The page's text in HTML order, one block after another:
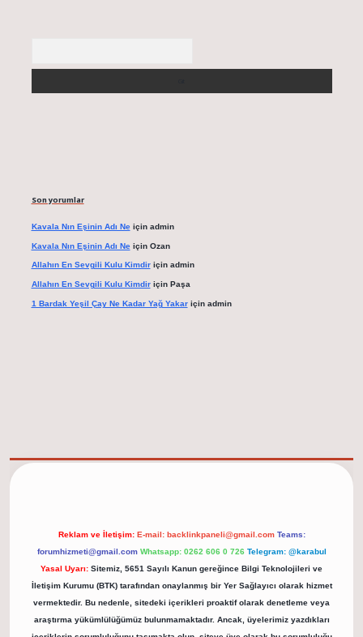
Son yorumlar
Kavala Nın Eşinin Adı Neiçin admin
Kavala Nın Eşinin Adı Neiçin Ozan
Allahın En Sevgili Kulu Kimdiriçin admin
Allahın En Sevgili Kulu Kimdiriçin Paşa
1 Bardak Yeşil Çay Ne Kadar Yağ Yakariçin admin
Reklam ve İletişim: E-mail: backlinkpaneli@gmail.com Teams:
forumhizmeti@gmail.com Whatsapp: 0262 606 0 726 Telegram: @karabul
Yasal Uyarı: Sitemiz, 5651 Sayılı Kanun gereğince Bilgi Teknolojileri ve
İletişim Kurumu (BTK) tarafından onaylanmış bir Yer Sağlayıcı olarak hizmet
vermektedir. Bu nedenle, sitedeki içerikleri proaktif olarak denetleme veya
araştırma yükümlülüğümüz bulunmamaktadır. Ancak, üyelerimiz yazdıkları